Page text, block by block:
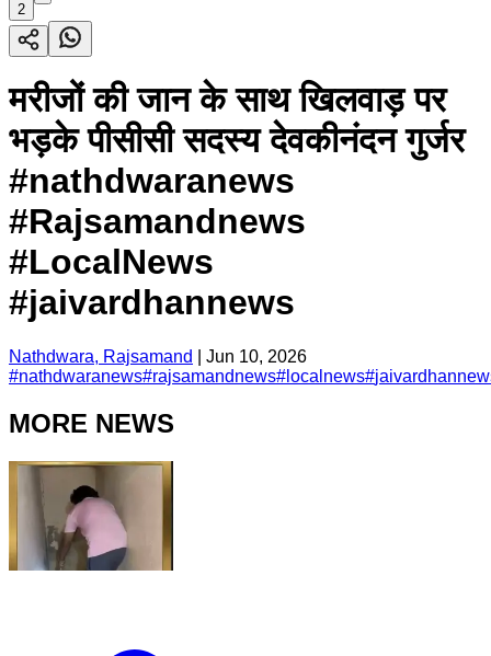
2
मरीजों की जान के साथ खिलवाड़ पर
भड़के पीसीसी सदस्य देवकीनंदन गुर्जर
#nathdwaranews
#Rajsamandnews
#LocalNews
#jaivardhannews
Nathdwara, Rajsamand
Jun 10, 2026
#nathdwaranews#rajsamandnews# localnews#
MORE NEWS